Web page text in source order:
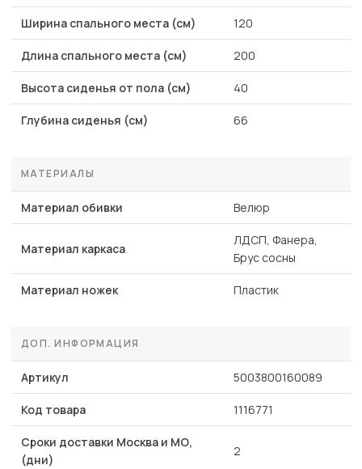
Ширина спального места (см) 120
Длина спального места (см) 200
Высота сиденья от пола (см) 40
Глубина сиденья (см) 66
МАТЕРИАЛЫ
Материал обивки Велюр
Материал каркаса
ЛДСП, Фанера,
Брус сосны
Материал ножек Пластик
ДОП. ИНФОРМАЦИЯ
Артикул 5003800160089
Код товара 1116771
Сроки доставки Москва и МО,
(дни)
2